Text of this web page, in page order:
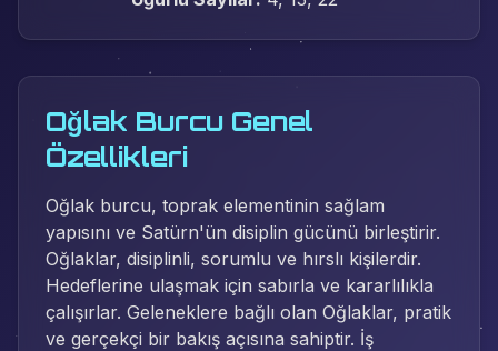
Oğlak Burcu Genel
Özellikleri
Oğlak burcu, toprak elementinin sağlam
yapısını ve Satürn'ün disiplin gücünü birleştirir.
Oğlaklar, disiplinli, sorumlu ve hırslı kişilerdir.
Hedeflerine ulaşmak için sabırla ve kararlılıkla
çalışırlar. Geleneklere bağlı olan Oğlaklar, pratik
ve gerçekçi bir bakış açısına sahiptir. İş